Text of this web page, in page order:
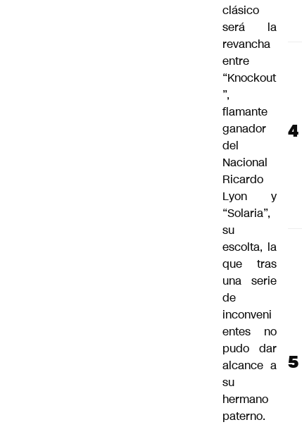
clásico
será la
revancha
entre
“Knockout
”,
flamante
ganador
del
Nacional
Ricardo
Lyon y
“Solaria”,
su
escolta, la
que tras
una serie
de
inconveni
entes no
pudo dar
alcance a
su
hermano
paterno.